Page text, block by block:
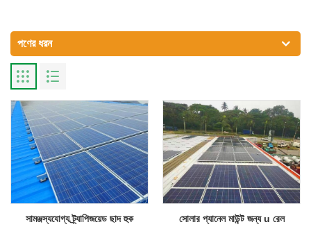
পণের ধরন
সামঞ্জস্যযোগ্য ট্র্যাপিজয়েড ছাদ হুক সোলার প্যানেল মাউন্ট জন্য u রেল